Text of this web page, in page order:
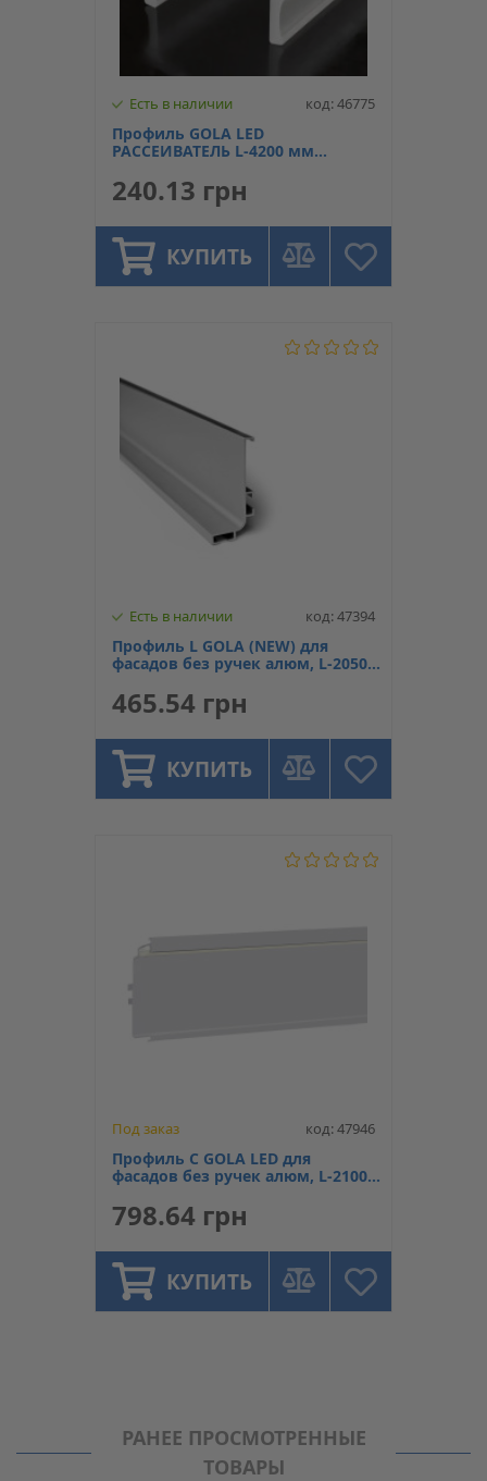
Есть в наличии код: 46775
Профиль GOLA LED
РАССЕИВАТЕЛЬ L-4200 мм
System
240.13 грн
КУПИТЬ
Есть в наличии код: 47394
Профиль L GOLA (NEW) для
фасадов без ручек алюм, L-2050
465.54 грн
КУПИТЬ
Под заказ код: 47946
Профиль C GOLA LED для
фасадов без ручек алюм, L-2100
798.64 грн
КУПИТЬ
РАНЕЕ ПРОСМОТРЕННЫЕ
ТОВАРЫ